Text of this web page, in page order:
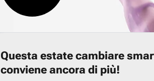
Questa estate cambiare
conviene ancora di più!